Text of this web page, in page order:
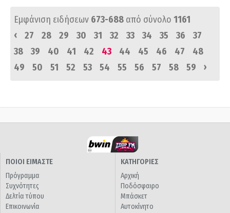
Εμφάνιση ειδήσεων 673-688 από σύνολο 1161
‹
27 28 29 30 31 32 33 34 35 36
37
38
39 40 41 42 43 44 45 46 47
48
49
50 51 52 53 54 55 56 57 58 59 ›
ΠΟΙΟΙ ΕΙΜΑΣΤΕ
Πρόγραμμα
Συχνότητες
Δελτία τύπου
Επικοινωνία
ΚΑΤΗΓΟΡΙΕΣ
Αρχική
Ποδόσφαιρο
Μπάσκετ
Αυτοκίνητο